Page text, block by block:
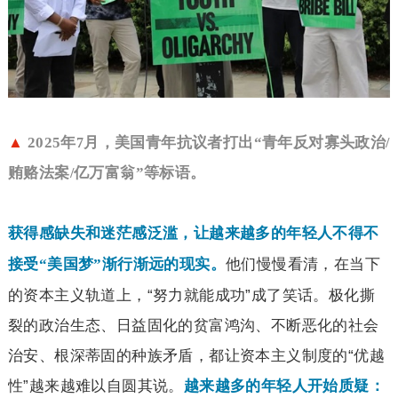
▲ 2025年7月，美国青年抗议者打出“青年反对寡头政治/
贿赂法案/亿万富翁”等标语。
获得感缺失和迷茫感泛滥，让越来越多的年轻人不得不
接受“美国梦”渐行渐远的现实。 他们慢慢看清，在当下
的资本主义轨道上，“努力就能成功”成了笑话。极化撕
裂的政治生态、日益固化的贫富鸿沟、不断恶化的社会
治安、根深蒂固的种族矛盾，都让资本主义制度的“优越
性”越来越难以自圆其说。 越来越多的年轻人开始质疑：